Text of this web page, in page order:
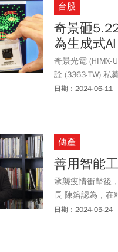
台股
奇景砸
為生成式AI
奇景光電 (HIMX-
詮 (3363-TW) 私
額為新台幣 5.22
日期：2024-06-11
傳產
善用智能
承襲疫情衝擊後
長 陳鎔認為，在
度提高等情況。
日期：2024-05-24